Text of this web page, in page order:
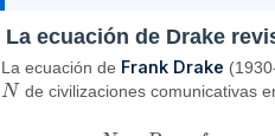
La ecuación de Drake
La ecuación de Frank Drake
N
N de civilizaciones comunicativas